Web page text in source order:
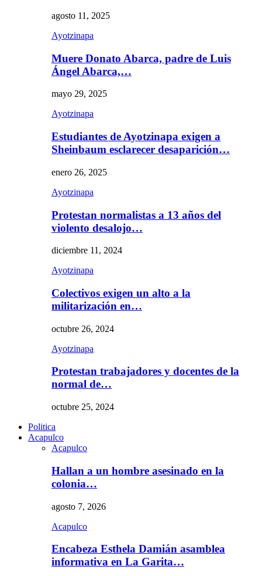
agosto 11, 2025
Ayotzinapa
Muere Donato Abarca, padre de Luis
Ángel Abarca,…
mayo 29, 2025
Ayotzinapa
Estudiantes de Ayotzinapa exigen a
Sheinbaum esclarecer desaparición…
enero 26, 2025
Ayotzinapa
Protestan normalistas a 13 años del
violento desalojo…
diciembre 11, 2024
Ayotzinapa
Colectivos exigen un alto a la
militarización en…
octubre 26, 2024
Ayotzinapa
Protestan trabajadores y docentes de la
normal de…
octubre 25, 2024
Politica
Acapulco
Acapulco
Hallan a un hombre asesinado en la
colonia…
agosto 7, 2026
Acapulco
Encabeza Esthela Damián asamblea
informativa en La Garita…